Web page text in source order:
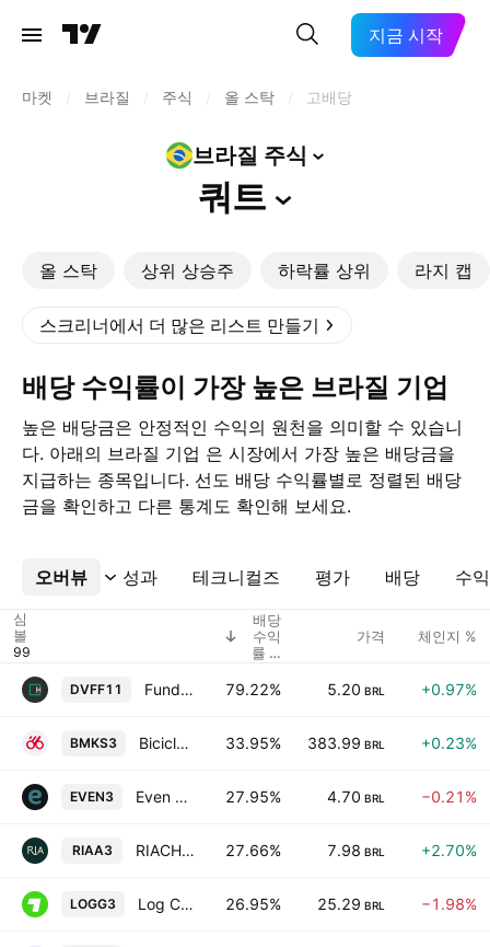
지금 시작
마켓 브라질 주식 올 스탁 고배당
브라질 주식
쿼트
올 스탁 상위 상승주 하락률 상위 라지 캡
스크리너에서 더 많은 리스트 만들기
배당 수익률이 가장 높은 브라질 기업
높은 배당금은 안정적인 수익의 원천을 의미할 수 있습니
다. 아래의 브라질 기업 은 시장에서 가장 높은 배당금을
지급하는 종목입니다. 선도 배당 수익률별로 정렬된 배당
금을 확인하고 다른 통계도 확인해 보세요.
오버뷰 성과 테크니컬즈 평가 배당 수
더보기
심
볼
배당
수익
률 %
됨)
가격 체인지 %
DVFF11 Fundo de Investimento Imobiliario Devant Fundo de Fundos Imobiliarios 79.22% 5.20 BRL +0.97%
BMKS3 Bicicletas Monark S.A. 33.95% 383.99 BRL +0.23%
EVEN3 Even Construtora E Incorporadora S.A. 27.95% 4.70 BRL −0.21%
RIAA3 RIACHUELO 27.66% 7.98 BRL +2.70%
LOGG3 Log Commercial Properties e Participacoes SA 26.95% 25.29 BRL −1.98%